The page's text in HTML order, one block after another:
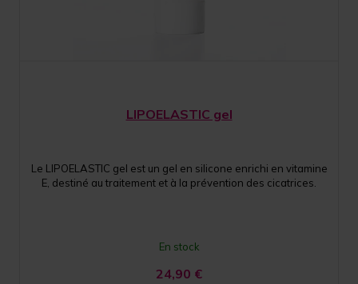
LIPOELASTIC gel
Le LIPOELASTIC gel est un gel en silicone enrichi en vitamine
E, destiné au traitement et à la prévention des cicatrices.
En stock
24,90 €